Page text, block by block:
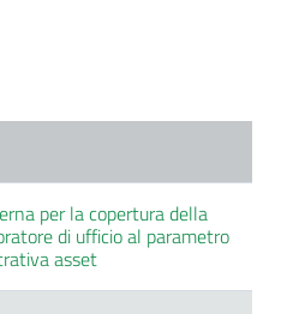
per la copertura della
di ufficio al parametro
asset